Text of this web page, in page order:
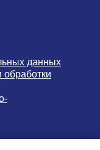
данных
обработки